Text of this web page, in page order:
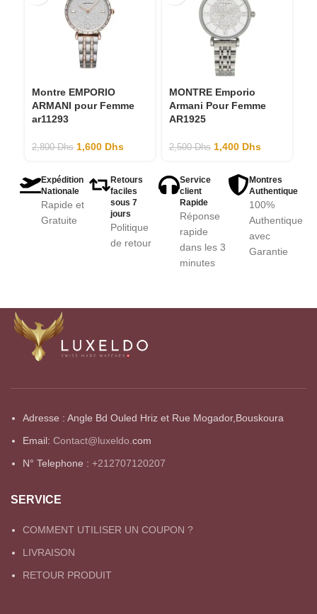
Montre EMPORIO
ARMANI pour Femme
ar11293
2,800Dhs 1,600 Dhs
MONTRE Emporio
Armani Pour Femme
AR1925
2,500Dhs 1,400 Dhs
Expédition
Nationale
Rapide et
Gratuite
Retours
faciles
sous 7
jours
Politique
de retour
Service
client
Rapide
Réponse
rapide
dans les 3
minutes
Montres
Authentique
100%
Authentique
avec
Garantie
Adresse : Angle Bd Ouled Hriz et Rue Mogador,Bouskoura
Email: Contact@luxeldo. com
N° Telephone : +212707120207
SERVICE
COMMENT UTILISER UN COUPON ?
LIVRAISON
RETOUR PRODUIT